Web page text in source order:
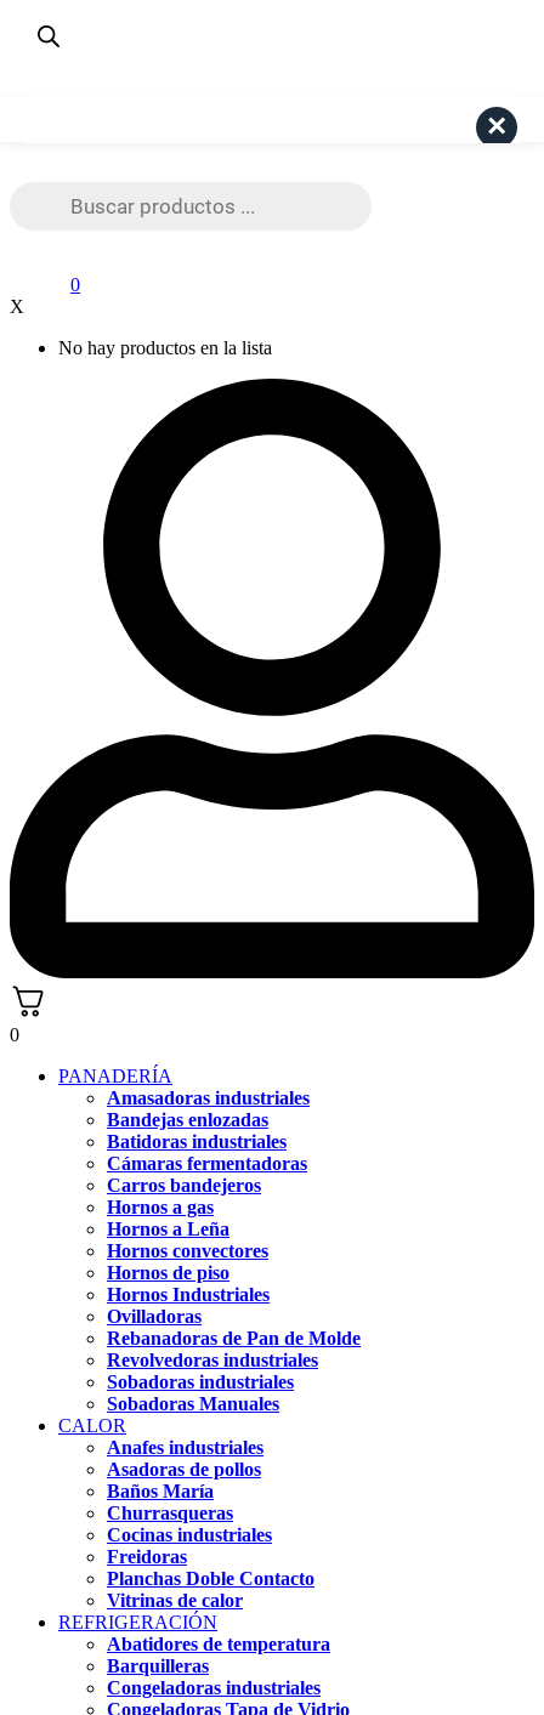
0
X
No hay productos en la lista
0
PANADERÍA
Amasadoras industriales
Bandejas enlozadas
Batidoras industriales
Cámaras fermentadoras
Carros bandejeros
Hornos a gas
Hornos a Leña
Hornos convectores
Hornos de piso
Hornos Industriales
Ovilladoras
Rebanadoras de Pan de Molde
Revolvedoras industriales
Sobadoras industriales
Sobadoras Manuales
CALOR
Anafes industriales
Asadoras de pollos
Baños María
Churrasqueras
Cocinas industriales
Freidoras
Planchas Doble Contacto
Vitrinas de calor
REFRIGERACIÓN
Abatidores de temperatura
Barquilleras
Congeladoras industriales
Congeladoras Tapa de Vidrio